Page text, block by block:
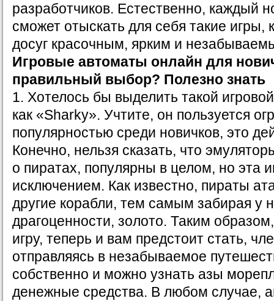
разработчиков. Естественно, каждый
сможет отыскать для себя такие игры,
досуг красочным, ярким и
Игровые автоматы онлайн для
правильный выбор? Полезно знать
1. Хотелось бы выделить такой
как «Sharky». Учтите, он пользуется
популярностью среди новичков, это
Конечно, нельзя сказать, что
о пиратах, популярны в целом, но эта
исключением. Как известно, пираты
другие корабли, тем самым забирая у
драгоценности, золото. Таким
игру, теперь и вам предстоит стать,
отправляясь в незабываемое
собственно и можно узнать азы
денежные средства. В любом случае,